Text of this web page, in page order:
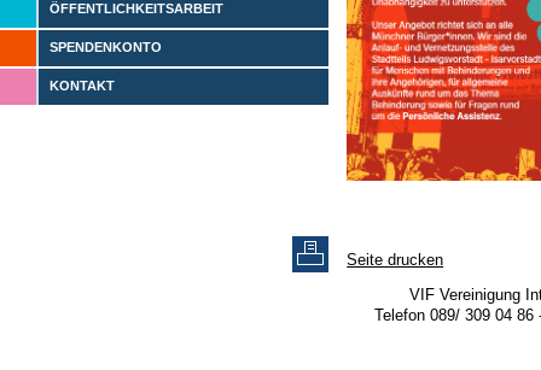
ÖFFENTLICHKEITSARBEIT
SPENDENKONTO
KONTAKT
Seite drucken
VIF Vereinigung
Telefon 089/ 309 04